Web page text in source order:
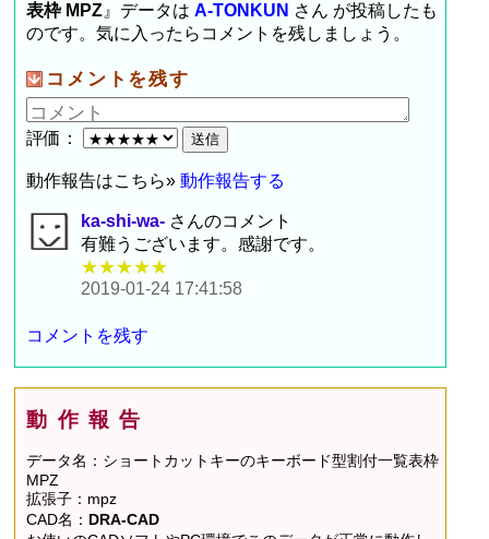
表枠 MPZ』データはA-TONKUN さん が投稿したも
のです。気に入ったらコメントを残しましょう。
コメントを残す
評価：
動作報告はこちら»動作報告する
ka-shi-wa- さんのコメント
有難うございます。感謝です。
★★★★★
2019-01-24 17:41:58
コメントを残す
動作報告
データ名：ショートカットキーのキーボード型割付一覧表枠
MPZ
拡張子：mpz
CAD名： DRA-CAD